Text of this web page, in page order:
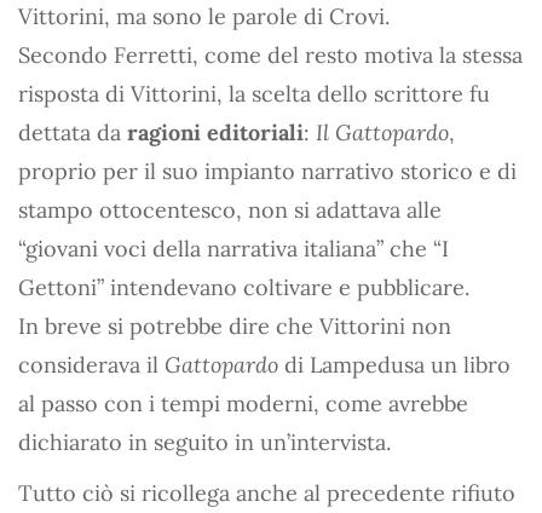
Vittorini, ma sono le parole di Crovi.
Secondo Ferretti, come del resto motiva la stessa
risposta di Vittorini, la scelta dello scrittore fu
dettata da ragioni editoriali: Il Gattopardo,
proprio per il suo impianto narrativo storico e di
stampo ottocentesco, non si adattava alle
“giovani voci della narrativa italiana” che “I
Gettoni” intendevano coltivare e pubblicare.
In breve si potrebbe dire che Vittorini non
considerava il Gattopardo di Lampedusa un libro
al passo con i tempi moderni, come avrebbe
dichiarato in seguito in un’intervista.
Tutto ciò si ricollega anche al precedente rifiuto